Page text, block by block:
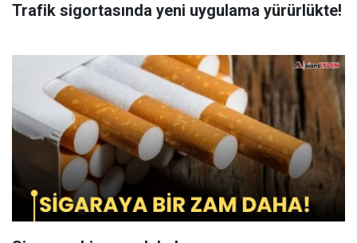
Trafik sigortasında yeni uygulama yürürlükte!